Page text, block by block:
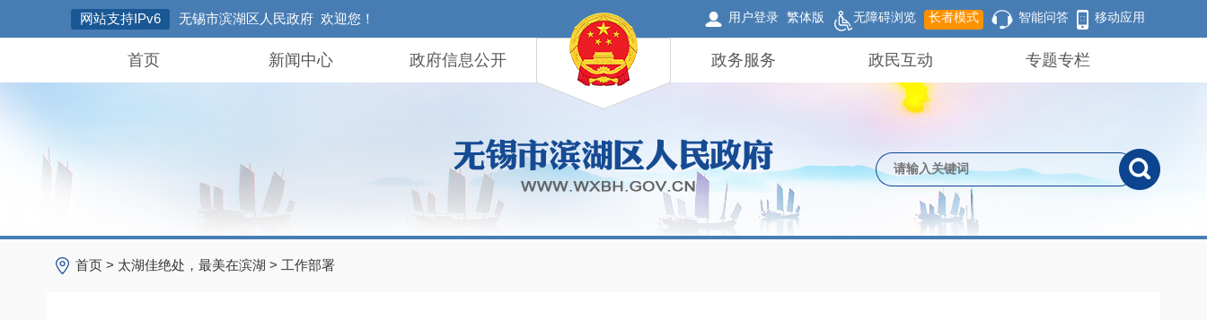
网站支持IPv6 无锡市滨湖区人民政府 欢迎您！ 用户登录 繁体版 无障碍浏览 长者模式 智能问答 移动应用
首页 新闻中心 政府信息公开 政务服务 政民互动 专题专栏
首页 > 太湖佳绝处，最美在滨湖 > 工作部署